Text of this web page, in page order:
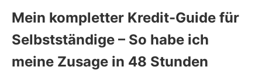
Mein kompletter Kredit-Guide für
Selbstständige – So habe ich
meine Zusage in 48 Stunden